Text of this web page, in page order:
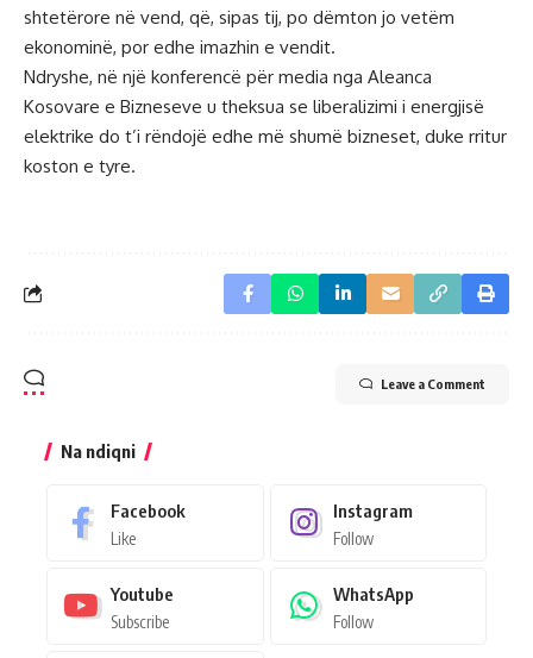
shtetërore në vend, që, sipas tij, po dëmton jo vetëm
ekonominë, por edhe imazhin e vendit.
Ndryshe, në një konferencë për media nga Aleanca
Kosovare e Bizneseve u theksua se liberalizimi i energjisë
elektrike do t’i rëndojë edhe më shumë bizneset, duke rritur
koston e tyre.
Leave a Comment
Na ndiqni
Facebook
Like
Instagram
Follow
Youtube
Subscribe
WhatsApp
Follow